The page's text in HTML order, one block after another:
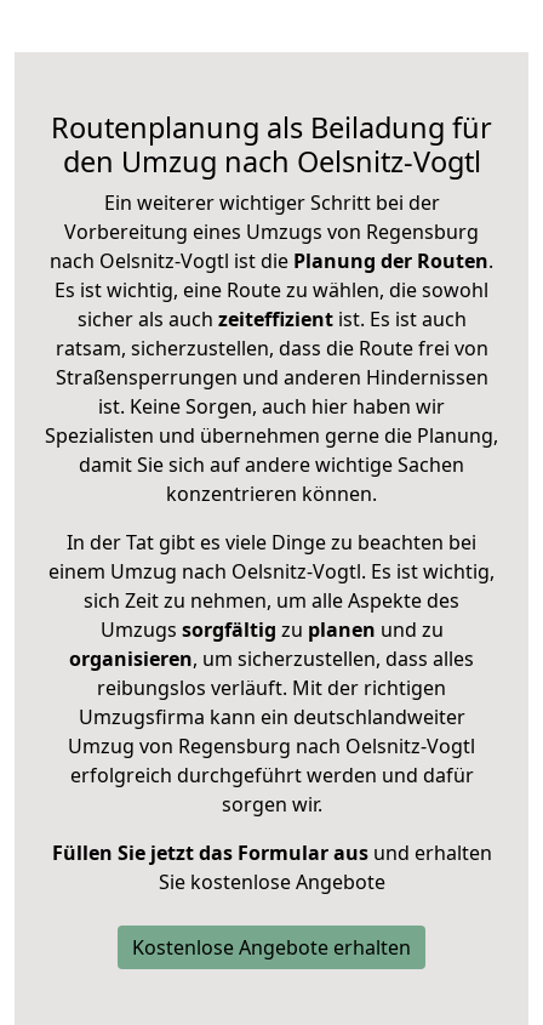
Routenplanung als Beiladung für
den Umzug nach Oelsnitz-Vogtl
Ein weiterer wichtiger Schritt bei der
Vorbereitung eines Umzugs von Regensburg
nach Oelsnitz-Vogtl ist die Planung der Routen.
Es ist wichtig, eine Route zu wählen, die sowohl
sicher als auch zeiteffizientist. Es ist auch
ratsam, sicherzustellen, dass die Route frei von
Straßensperrungen und anderen Hindernissen
ist. Keine Sorgen, auch hier haben wir
Spezialisten und übernehmen gerne die Planung,
damit Sie sich auf andere wichtige Sachen
konzentrieren können.
In der Tat gibt es viele Dinge zu beachten bei
einem Umzug nach Oelsnitz-Vogtl. Es ist wichtig,
sich Zeit zu nehmen, um alle Aspekte des
Umzugs sorgfältig zu planen und zu
organisieren, um sicherzustellen, dass alles
reibungslos verläuft. Mit der richtigen
Umzugsfirma kann ein deutschlandweiter
Umzug von Regensburg nach Oelsnitz-Vogtl
erfolgreich durchgeführt werden und dafür
sorgen wir.
Füllen Sie jetzt das Formular ausund erhalten
Sie kostenlose Angebote
Kostenlose Angebote erhalten